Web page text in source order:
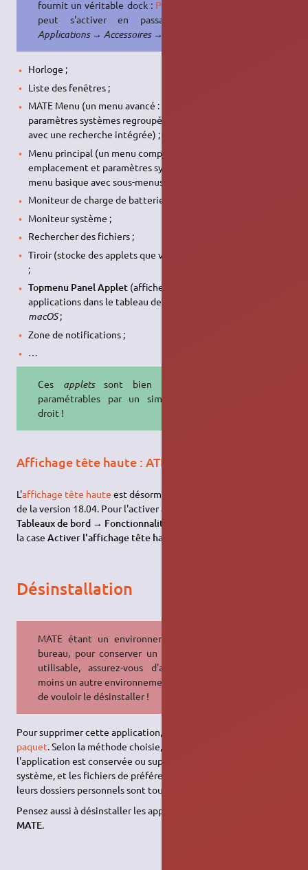
fournit un véritable dock : Plank
peut s'activer en passant par
Applications → Accessoires → Plank
Horloge ;
Liste des fenêtres ;
MATE Menu (un menu avancé : applications, emplacement et
paramètres systèmes regroupés dans un grand menu riche
avec une recherche intégrée) ;
Menu principal (un menu compact : applications,
emplacement et paramètres systèmes regroupés dans un
menu basique avec sous-menus déroulants) ;
Moniteur de charge de batterie ;
Moniteur système ;
Rechercher des fichiers ;
Tiroir (stocke des applets que vous ne saviez pas où ranger !)
;
Topmenu Panel Applet(affiche la barre de menus des
applications dans le tableau de bord, comme sur
macOS;
Zone de notifications ;
…
Ces appletssont bien entendu
paramétrables par un simple clic
droit !
Affichage tête haute : ATH (en anglais « HUD »)
L'affichage tête haute est désormais présent par défaut à partir
de la version 18.04. Pour l'activer allez dans
Tableaux de bord → Fonctionnalité du tableau de bord
la caseActiver l'affichage tête haute (HUD)
Désinstallation
MATE étant un environnement de
bureau, pour conserver un système
utilisable, assurez-vous d'avoir au
moins un autre environnement avant
de vouloir le désinstaller !
Pour supprimer cette application, il suffit de
paquet . Selon la méthode choisie, la configuration globale de
l'application est conservée ou supprimée. Les journaux du
système, et les fichiers de préférence des utilisateurs dans
leurs dossiers personnels sont toujours conservés.
Pensez aussi à désinstaller les applications propres à
MATE.